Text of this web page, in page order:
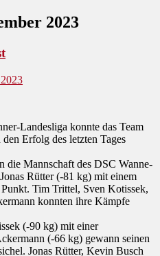
2023
Landesliga konnte das Team
Erfolg des letzten Tages
die Mannschaft des DSC Wanne-
Rütter (-81 kg) mit einem
Tim Trittel, Sven Kotissek,
konnten ihre Kämpfe
(-90 kg) mit einer
(-66 kg) gewann seinen
Jonas Rütter, Kevin Busch